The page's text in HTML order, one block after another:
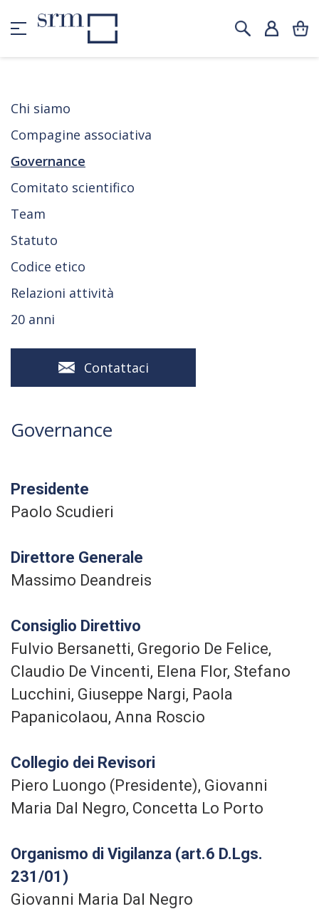
Chi siamo
Compagine associativa
Governance
Comitato scientifico
Team
Statuto
Codice etico
Relazioni attività
20 anni
Contattaci
Governance
Presidente
Paolo Scudieri
Direttore Generale
Massimo Deandreis
Consiglio Direttivo
Fulvio Bersanetti, Gregorio De Felice,
Claudio De Vincenti, Elena Flor, Stefano
Lucchini, Giuseppe Nargi, Paola
Papanicolaou, Anna Roscio
Collegio dei Revisori
Piero Luongo (Presidente), Giovanni
Maria Dal Negro, Concetta Lo Porto
Organismo di Vigilanza (art.6 D.Lgs.
231/01)
Giovanni Maria Dal Negro